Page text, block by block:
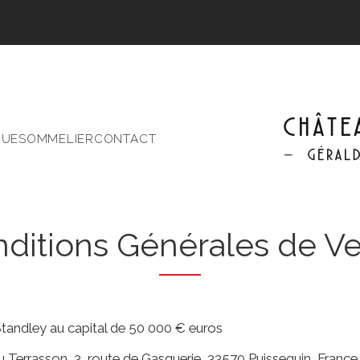
SOMMELIERCONTACT
Générales de
au capital de 50 000 € euros